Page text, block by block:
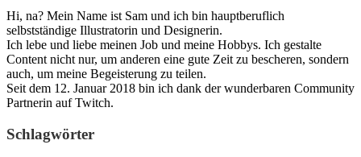
Hi, na? Mein Name ist Sam und ich bin hauptberuflich
selbstständige Illustratorin und Designerin.
Ich lebe und liebe meinen Job und meine Hobbys. Ich gestalte
Content nicht nur, um anderen eine gute Zeit zu bescheren, sondern
auch, um meine Begeisterung zu teilen.
Seit dem 12. Januar 2018 bin ich dank der wunderbaren Community
Partnerin auf Twitch.
Schlagwörter